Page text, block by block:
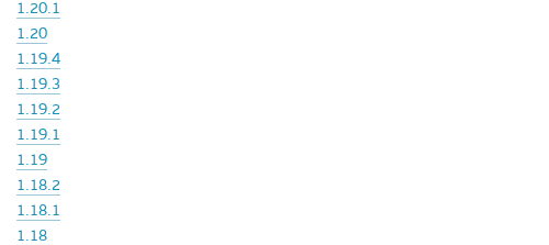
1.20.1
1.20
1.19.4
1.19.3
1.19.2
1.19.1
1.19
1.18.2
1.18.1
1.18